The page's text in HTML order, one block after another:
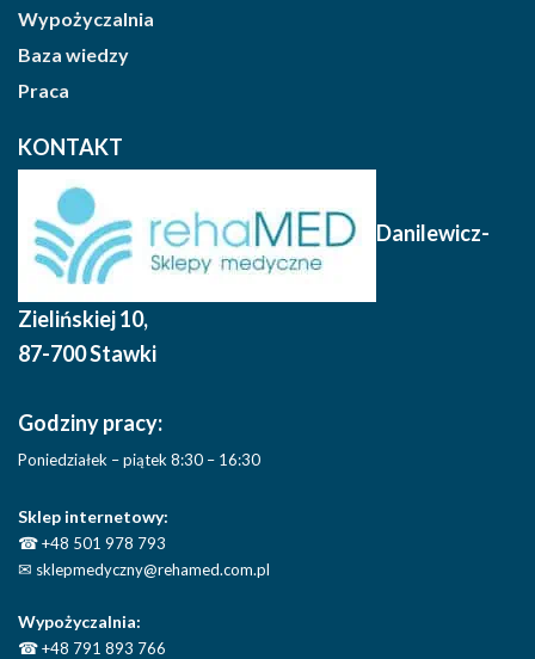
Wypożyczalnia
Baza wiedzy
Praca
KONTAKT
Danilewicz-
Zielińskiej 10,
87-700 Stawki
Godziny pracy:
Poniedziałek – piątek 8:30 – 16:30
Sklep internetowy:
☎+48 501 978 793
✉ sklepmedyczny@rehamed.com.pl
Wypożyczalnia:
☎+48 791 893 766